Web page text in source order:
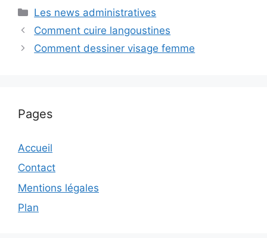
Catégories
Les news administratives
Comment cuire langoustines
Comment dessiner visage femme
Pages
Accueil
Contact
Mentions légales
Plan